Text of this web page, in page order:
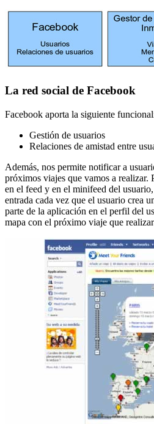
La red social de Facebook
Facebook aporta la siguiente
Gestión de usuarios
Relaciones de amistad entre
Además, nos permite notificar a
próximos viajes que vamos a realizar.
en el feed y en el minifeed del
entrada cada vez que el usuario crea
parte de la aplicación en el perfil del
mapa con el próximo viaje que